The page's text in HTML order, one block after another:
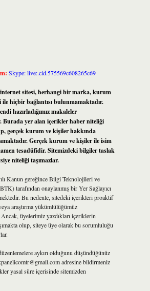
Skype: live:.cid.575569c608265c69
sitesi, herhangi bir marka, kurum
ile hiçbir bağlantısı bulunmamaktadır.
hazırladığımız makaleler
Burada yer alan içerikler haber niteliği
gerçek kurum ve kişiler hakkında
Gerçek kurum ve kişiler ile isim
tesadüfidir. Sitemizdeki bilgiler taslak
niteliği taşımazlar.
Kanun gereğince Bilgi Teknolojileri ve
tarafından onaylanmış bir Yer Sağlayıcı
Bu nedenle, sitedeki içerikleri proaktif
araştırma yükümlülüğümüz
üyelerimiz yazdıkları içeriklerin
olup, siteye üye olarak bu sorumluluğu
aykırı olduğunu düşündüğünüz
adresine bildirmeniz
yasal süre içerisinde sitemizden